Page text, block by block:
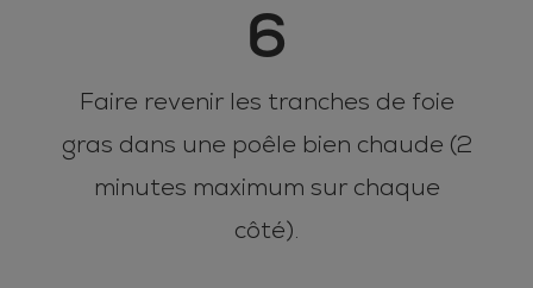
6
Faire revenir les tranches de foie
gras dans une poêle bien chaude (2
minutes maximum sur chaque
côté).